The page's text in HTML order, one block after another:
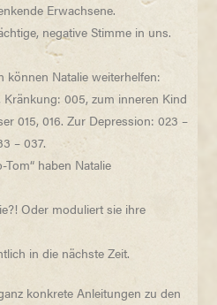
Erwachsene.
negative Stimme in uns.
können Natalie weiterhelfen:
005, zum inneren Kind
015, 016. Zur Depression: 023 –
– 037.
haben Natalie
Oder moduliert sie ihre
in die nächste Zeit.
konkrete Anleitungen zu den